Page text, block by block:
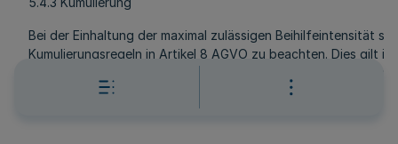
Bei der Einhaltung der maximal zulässigen Beihilfeintensität
Kumulierungsregeln in Artikel 8 AGVO zu beachten. Dies gilt